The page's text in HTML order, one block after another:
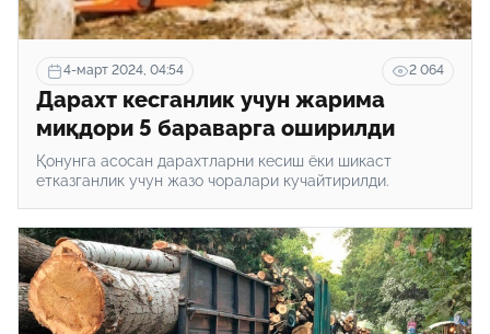
4-март 2024, 04:54 2 064
Дарахт кесганлик учун жарима
миқдори 5 бараварга оширилди
Қонунга асосан дарахтларни кесиш ёки шикаст
етказганлик учун жазо чоралари кучайтирилди.